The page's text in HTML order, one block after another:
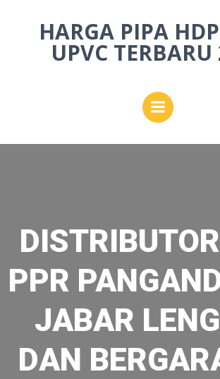
to
content
HARGA PIPA
UPVC
PPR
JABAR
DAN